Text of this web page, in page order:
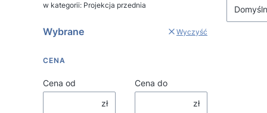
w kategorii: Projekcja przednia
Wybrane Wyczyść
CENA
Cena od
zł
Cena do
zł